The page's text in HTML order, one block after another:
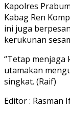
Kapolres
Kabag Ren
ini juga
kerukunan
“Tetap menjaga
utamakan
singkat. (Raif)
Editor : Rasman